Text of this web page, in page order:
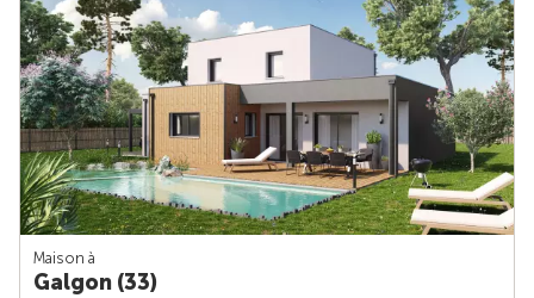
Maison à
Galgon (33)